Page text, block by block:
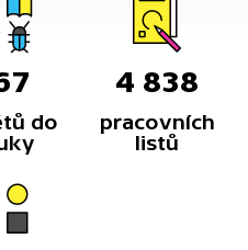
do
4 838
pracovních
listů